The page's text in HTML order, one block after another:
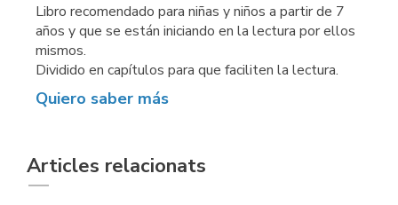
Libro recomendado para niñas y niños a partir de 7
años y que se están iniciando en la lectura por ellos
mismos.
Dividido en capítulos para que faciliten la lectura.
Quiero saber más
Articles relacionats